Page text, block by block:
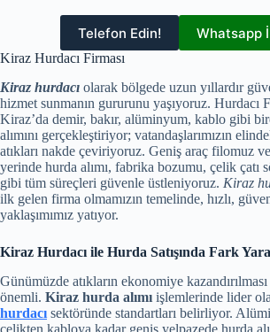
Telefon Edin! Whatsapp
Kiraz Hurdacı Firması
Kiraz hurdacı olarak bölgede uzun yıllardır
hizmet sunmanın gururunu yaşıyoruz. Hurdacı
Kiraz’da demir, bakır, alüminyum, kablo gibi
alımını gerçekleştiriyor; vatandaşlarımızın
atıkları nakde çeviriyoruz. Geniş araç filomuz
yerinde hurda alımı, fabrika bozumu, çelik çatı
gibi tüm süreçleri güvenle üstleniyoruz. Kiraz
ilk gelen firma olmamızın temelinde, hızlı,
yaklaşımımız yatıyor.
Kiraz Hurdacı ile Hurda Satışında Fark
Günümüzde atıkların ekonomiye
önemli. Kiraz hurda alımı işlemlerinde lider
hurdacı sektöründe standartları belirliyor.
çelikten kabloya kadar geniş yelpazede hurda